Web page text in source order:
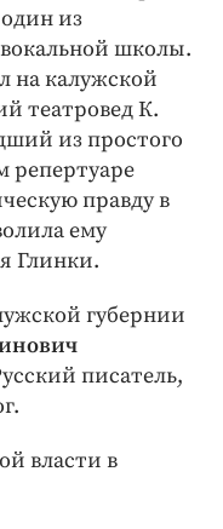
из
школы.
на калужской
театровед К.
из простого
репертуаре
правду в
ему
Глинки.
губернии
писатель,
власти в